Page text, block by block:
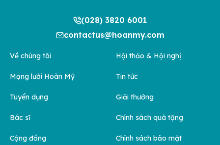
(028) 3820 6001
contactus@hoanmy.com
Về chúng tôi
Mạng lưới Hoàn Mỹ
Tuyển dụng
Bác sĩ
Cộng đồng
Hội thảo & Hội nghị
Tin tức
Giải thưởng
Chính sách quà tặng
Chính sách bảo mật